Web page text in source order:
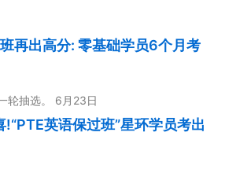
再出高分: 零基础学员6个月考
轮抽选。 6月23日
!“PTE英语保过班”星环学员考出